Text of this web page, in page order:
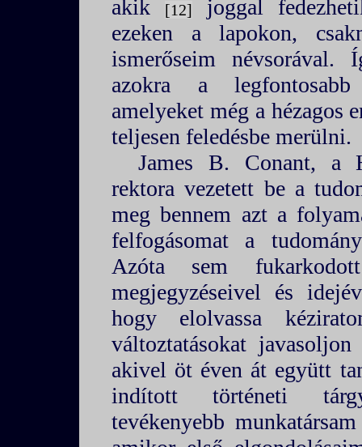
akik
12
joggal
ezeken a lapokon,
ismerőseim névsorával.
azokra a legfontosabb
amelyeket még a hézagos
teljesen feledésbe merülni.
James B. Conant, a
rektora vezetett be a
meg bennem azt a
felfogásomat a
Azóta sem
megjegyzéseivel és
hogy elolvassa
változtatásokat
akivel öt éven át együtt
indított történeti
tevékenyebb